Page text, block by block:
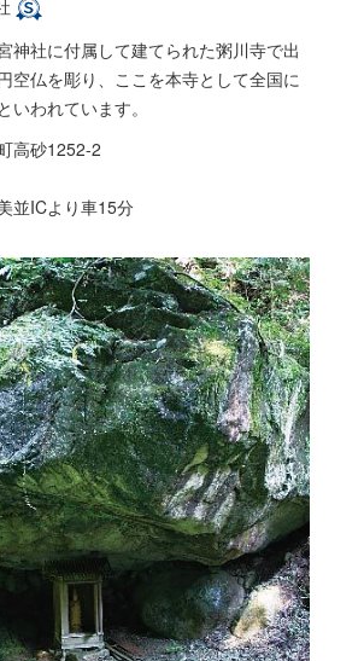
神社に付属して建てられた粥川寺で出
空仏を彫り、ここを本寺として全国に
いわれています。
高砂1252-2
並ICより車15分